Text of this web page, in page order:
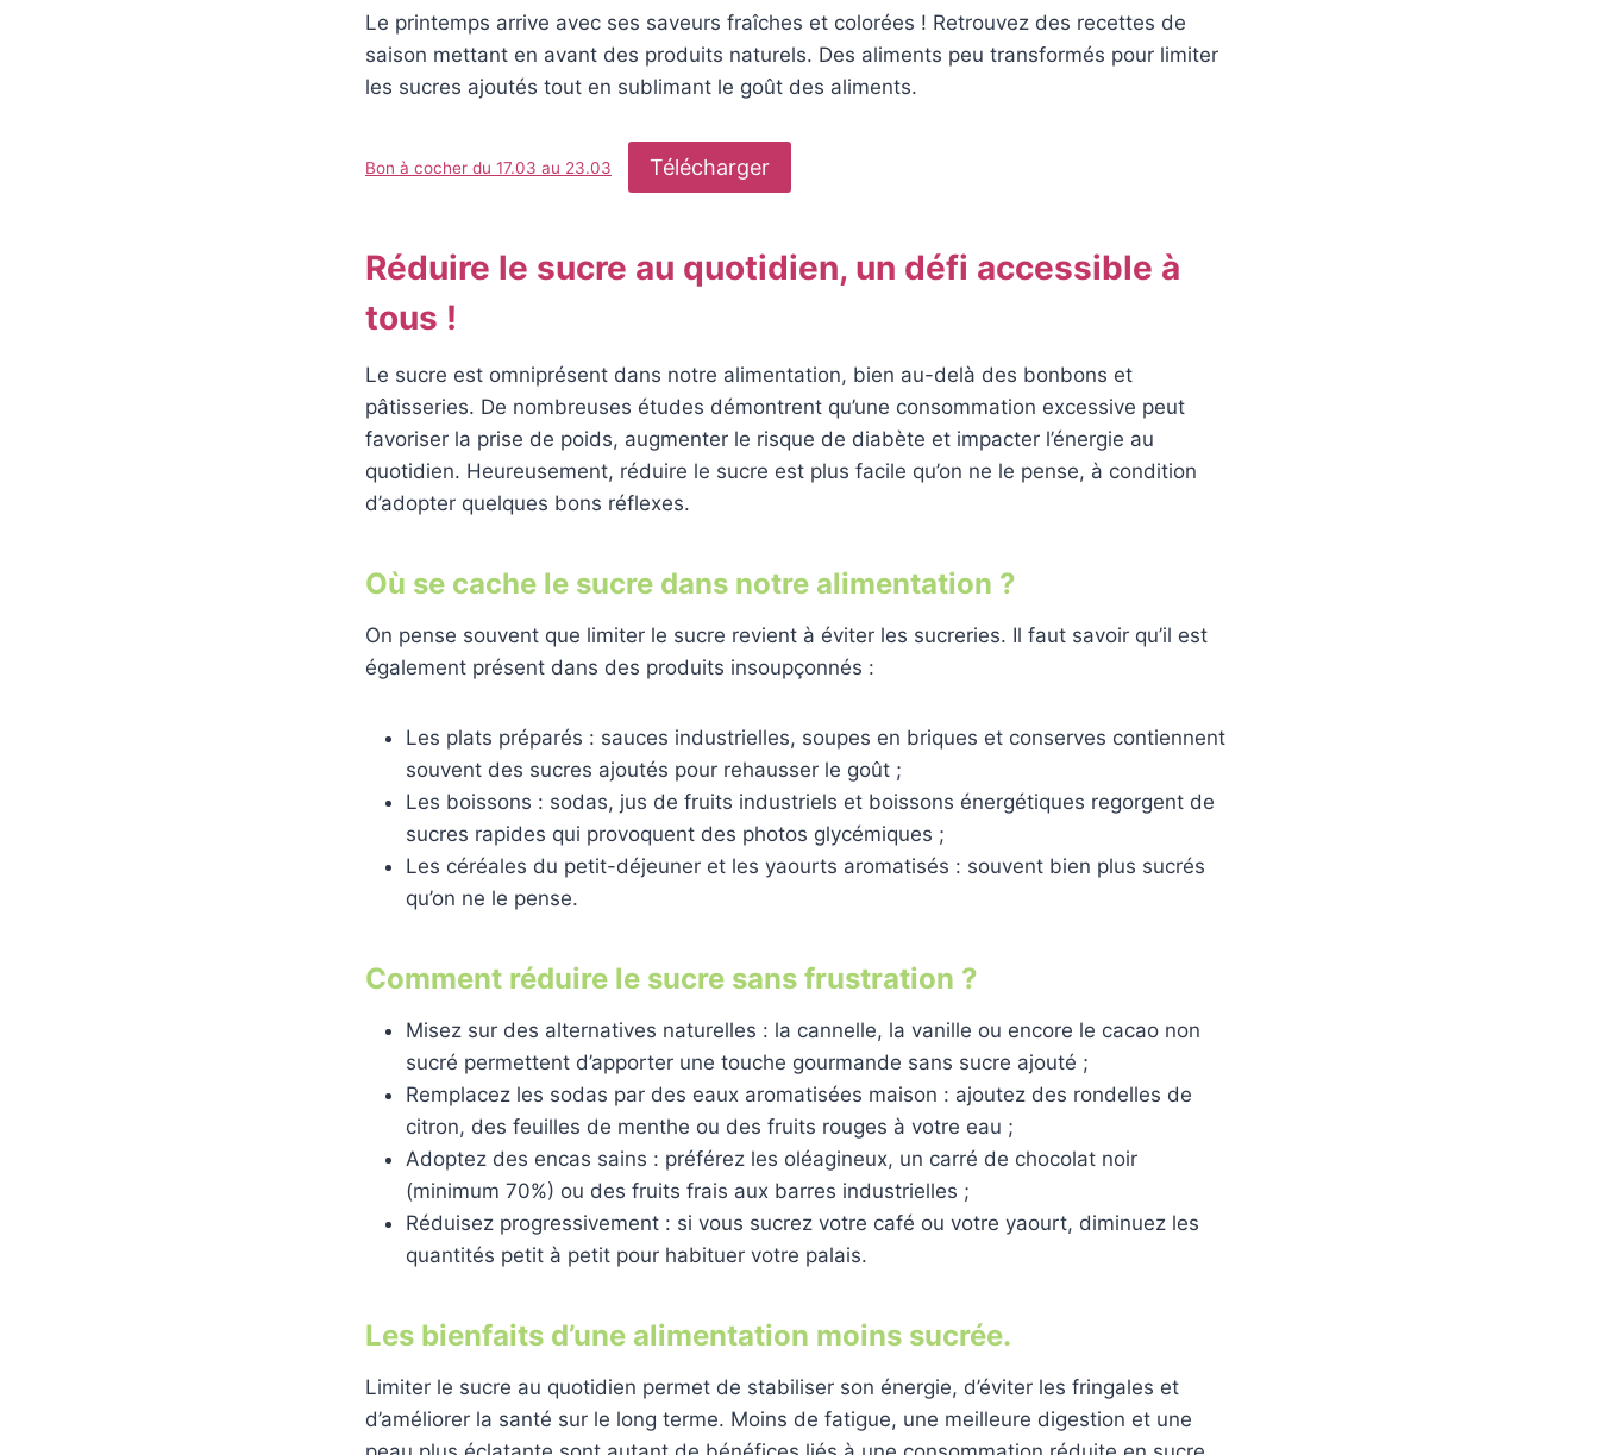
Le printemps arrive avec ses saveurs fraîches et colorées ! Retrouvez des recettes de
saison mettant en avant des produits naturels. Des aliments peu transformés pour limiter
les sucres ajoutés tout en sublimant le goût des aliments.
Bon à cocher du 17.03 au 23.03 Télécharger
Réduire le sucre au quotidien, un défi accessible à
tous !
Le sucre est omniprésent dans notre alimentation, bien au-delà des bonbons et
pâtisseries. De nombreuses études démontrent qu’une consommation excessive peut
favoriser la prise de poids, augmenter le risque de diabète et impacter l’énergie au
quotidien. Heureusement, réduire le sucre est plus facile qu’on ne le pense, à condition
d’adopter quelques bons réflexes.
Où se cache le sucre dans notre alimentation ?
On pense souvent que limiter le sucre revient à éviter les sucreries. Il faut savoir qu’il est
également présent dans des produits insoupçonnés :
Les plats préparés : sauces industrielles, soupes en briques et conserves contiennent
souvent des sucres ajoutés pour rehausser le goût ;
Les boissons : sodas, jus de fruits industriels et boissons énergétiques regorgent de
sucres rapides qui provoquent des photos glycémiques ;
Les céréales du petit-déjeuner et les yaourts aromatisés : souvent bien plus sucrés
qu’on ne le pense.
Comment réduire le sucre sans frustration ?
Misez sur des alternatives naturelles : la cannelle, la vanille ou encore le cacao non
sucré permettent d’apporter une touche gourmande sans sucre ajouté ;
Remplacez les sodas par des eaux aromatisées maison : ajoutez des rondelles de
citron, des feuilles de menthe ou des fruits rouges à votre eau ;
Adoptez des encas sains : préférez les oléagineux, un carré de chocolat noir
(minimum 70%) ou des fruits frais aux barres industrielles ;
Réduisez progressivement : si vous sucrez votre café ou votre yaourt, diminuez les
quantités petit à petit pour habituer votre palais.
Les bienfaits d’une alimentation moins sucrée.
Limiter le sucre au quotidien permet de stabiliser son énergie, d’éviter les fringales et
d’améliorer la santé sur le long terme. Moins de fatigue, une meilleure digestion et une